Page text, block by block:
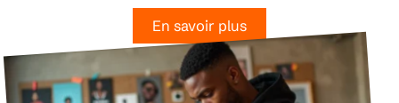
En savoir plus